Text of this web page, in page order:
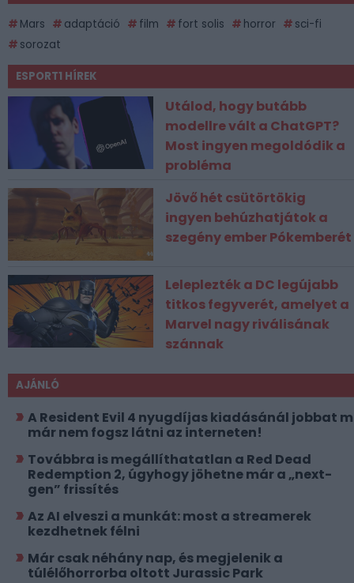
Mars adaptáció film fort solis horror
sci-fi
sorozat
ESPORT1 HÍREK
Utálod, hogy butább
modellre vált a ChatGPT?
Most ingyen megoldódik a
probléma
Jövő hét csütörtökig
ingyen behúzhatjátok a
szegény ember Pókemberét
Leleplezték a DC legújabb
titkos fegyverét, amelyet a
Marvel nagy riválisának
szánnak
AJÁNLÓ
A Resident Evil 4 nyugdíjas kiadásánál jobbat
már nem fogsz látni az interneten!
Továbbra is megállíthatatlan a Red Dead
Redemption 2, úgyhogy jöhetne már a „next-
gen” frissítés
Az AI elveszi a munkát: most a streamerek
kezdhetnek félni
Már csak néhány nap, és megjelenik a
túlélőhorrorba oltott Jurassic Park